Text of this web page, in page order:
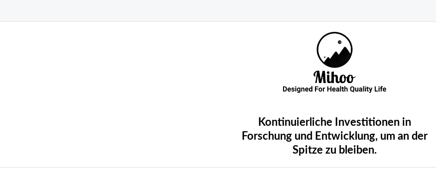
Kontinuierliche Investitionen in
Forschung und Entwicklung, um an der
Spitze zu bleiben.